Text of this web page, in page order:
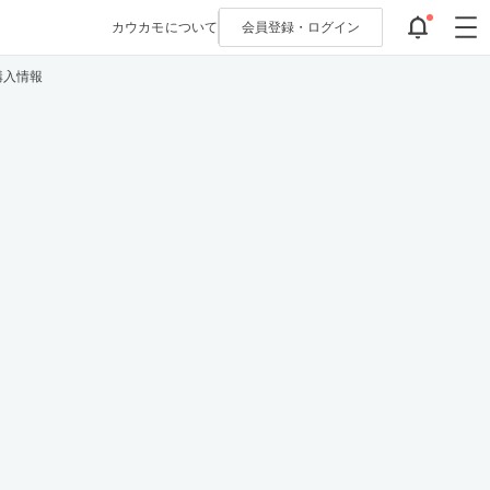
カウカモについて 会員登録・ ログイン
情報